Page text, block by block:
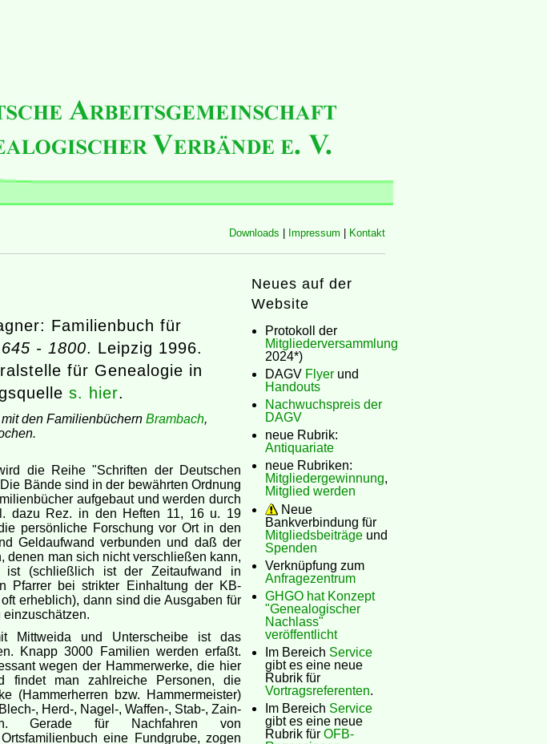
Downloads Impressum Kontakt
Neues auf der
Website
Protokoll der
Mitgliederversammlung
2024*)
DAGV Flyer und
Handouts
Nachwuchspreis der
DAGV
neue Rubrik:
Antiquariate
neue Rubriken:
Mitgliedergewinnung,
Mitglied werden
Neue
Bankverbindung für
Mitgliedsbeiträge und
Spenden
Verknüpfung zum
Anfragezentrum
GHGO hat Konzept
"Genealogischer
Nachlass"
veröffentlicht
Im Bereich Service
gibt es eine neue
Rubrik für
Vortragsreferenten.
Im Bereich Service
gibt es eine neue
Rubrik für OFB-
Familienbuch für
- 1800. Leipzig 1996.
für Genealogie in
s. hier.
den Familienbüchern Brambach,
die Reihe "Schriften der Deutschen
Bände sind in der bewährten Ordnung
aufgebaut und werden durch
dazu Rez. in den Heften 11, 16 u. 19
persönliche Forschung vor Ort in den
Geldaufwand verbunden und daß der
denen man sich nicht verschließen kann,
ist (schließlich ist der Zeitaufwand in
Pfarrer bei strikter Einhaltung der KB-
erheblich), dann sind die Ausgaben für
Mittweida und Unterscheibe ist das
Knapp 3000 Familien werden erfaßt.
wegen der Hammerwerke, die hier
findet man zahlreiche Personen, die
(Hammerherren bzw. Hammermeister)
, Herd-, Nagel-, Waffen-, Stab-, Zain-
Gerade für Nachfahren von
eine Fundgrube, zogen